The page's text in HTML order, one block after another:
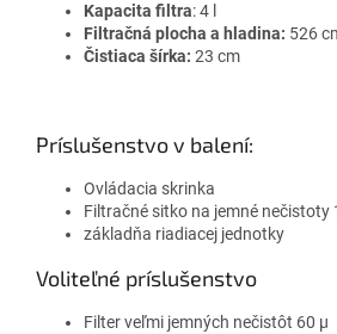
Kapacita filtra: 4 l
Filtračná plocha a hladina: 526
Čistiaca šírka: 23 cm
Príslušenstvo v balení:
Ovládacia skrinka
Filtračné sitko na jemné nečistoty
základňa riadiacej jednotky
Voliteľné príslušenstvo
Filter veľmi jemných nečistôt 60 µ